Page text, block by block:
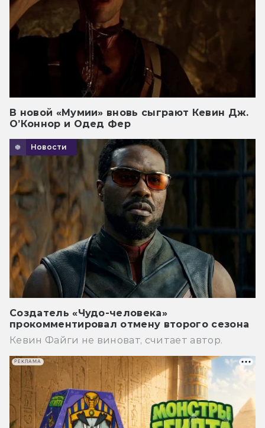
В новой «Мумии» вновь сыграют Кевин Дж.
О’Коннор и Одед Фер
Новости
Создатель «Чудо-человека»
прокомментировал отмену второго сезона
Кевин Файги не виноват, считает автор.
РЕКЛАМА